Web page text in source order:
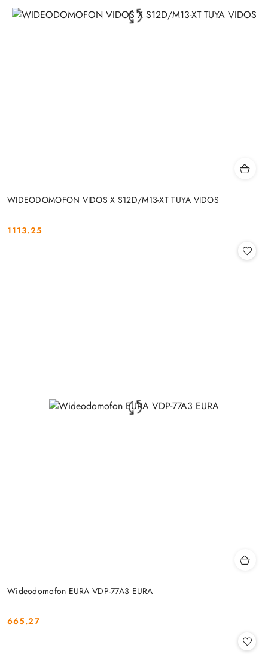
WIDEODOMOFON VIDOS X S12D/M13-XT TUYA VIDOS
Cena:
1113.25
Wideodomofon EURA VDP-77A3 EURA
Cena:
665.27